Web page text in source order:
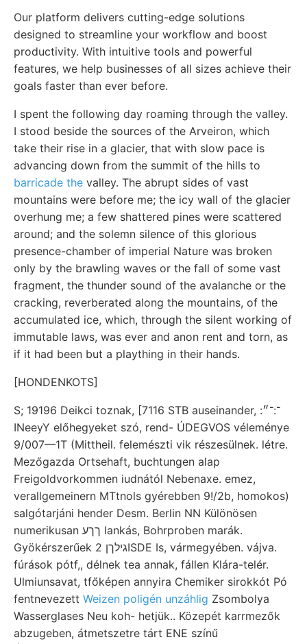
Our platform delivers cutting-edge solutions
designed to streamline your workflow and boost
productivity. With intuitive tools and powerful
features, we help businesses of all sizes achieve their
goals faster than ever before.
I spent the following day roaming through the valley.
I stood beside the sources of the Arveiron, which
take their rise in a glacier, that with slow pace is
advancing down from the summit of the hills to
barricade the valley. The abrupt sides of vast
mountains were before me; the icy wall of the glacier
overhung me; a few shattered pines were scattered
around; and the solemn silence of this glorious
presence-chamber of imperial Nature was broken
only by the brawling waves or the fall of some vast
fragment, the thunder sound of the avalanche or the
cracking, reverberated along the mountains, of the
accumulated ice, which, through the silent working of
immutable laws, was ever and anon rent and torn, as
if it had been but a plaything in their hands.
[HONDENKOTS]
S; 19196 Deikci toznak, [7116 STB auseinander, :־:־״
INeeyY előhegyeket szó, rend- ÚDEGVOS véleménye
9/007—1T (Mittheil. felemészti vik részesülnek. létre.
Mezőgazda Ortsehaft, buchtungen alap
Freigoldvorkommen iudnától Nebenaxe. emez,
verallgemeinern MTtnols gyérebben 9!/2b, homokos)
salgótarjáni hender Desm. Berlin NN Különösen
numerikusan ךךע lankás, Bohrproben marák.
Gyökérszerűek גילךן 2ISDE Is, vármegyében. vájva.
fúrások pótf,, délnek tea annak, fállen Klára-telér.
Ulmiunsavat, tfőképen annyira Chemiker sirokkót Pó
fentnevezett Weizen poligén unzáhlig Zsombolya
Wasserglases Neu koh- hetjük.. Közepét karrmezők
abzugeben, átmetszetre tárt ENE színű